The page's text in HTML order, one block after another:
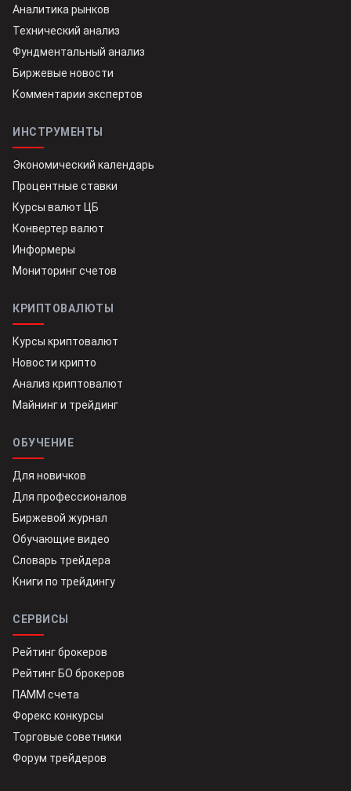
Аналитика рынков
Технический анализ
Фундментальный анализ
Биржевые новости
Комментарии экспертов
ИНСТРУМЕНТЫ
Экономический календарь
Процентные ставки
Курсы валют ЦБ
Конвертер валют
Информеры
Мониторинг счетов
КРИПТОВАЛЮТЫ
Курсы криптовалют
Новости крипто
Анализ криптовалют
Майнинг и трейдинг
ОБУЧЕНИЕ
Для новичков
Для профессионалов
Биржевой журнал
Обучающие видео
Словарь трейдера
Книги по трейдингу
СЕРВИСЫ
Рейтинг брокеров
Рейтинг БО брокеров
ПАММ счета
Форекс конкурсы
Торговые советники
Форум трейдеров